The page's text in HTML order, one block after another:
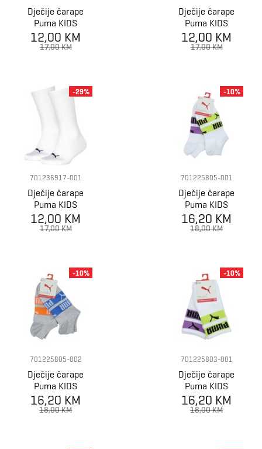
Dječije čarape
Puma KIDS
INVISIBLE 3P
12,00 KM
17,00 KM
Dječije čarape
Puma KIDS
INVISIBLE 3P
12,00 KM
17,00 KM
701236917-001
Dječije čarape
Puma KIDS
LOGO BLOCK
SOCK 2P
12,00 KM
17,00 KM
-29%
701225805-001
Dječije čarape
Puma KIDS
LOGO STRIPES
SNEAKER 2P
16,20 KM
18,00 KM
-10%
701225805-002
Dječije čarape
Puma KIDS
LOGO STRIPES
SNEAKER 2P
16,20 KM
18,00 KM
-10%
701225803-001
Dječije čarape
Puma KIDS
LOGO STRIPES
SOCK 2P
16,20 KM
18,00 KM
-10%